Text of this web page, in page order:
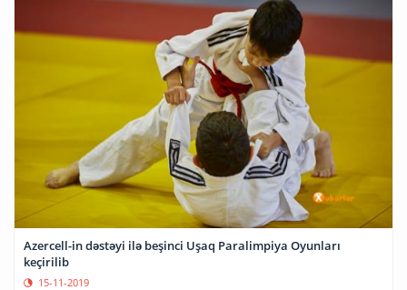
Azercell-in dəstəyi ilə beşinci Uşaq Paralimpiya Oyunları
keçirilib
15-11-2019